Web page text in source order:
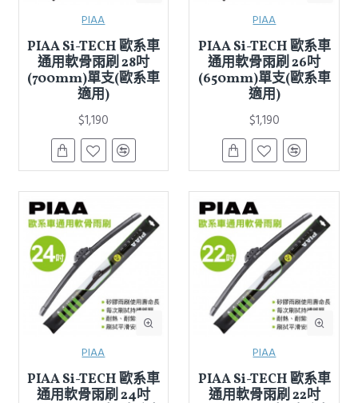
PIAA
PIAA Si-TECH 歐系車
通用軟骨雨刷 28吋
(700mm)單支(歐系車
適用)
$1,190
PIAA
PIAA Si-TECH 歐系車
通用軟骨雨刷 26吋
(650mm)單支(歐系車
適用)
$1,190
PIAA
PIAA Si-TECH 歐系車
通用軟骨雨刷 24吋
PIAA
PIAA Si-TECH 歐系車
通用軟骨雨刷 22吋